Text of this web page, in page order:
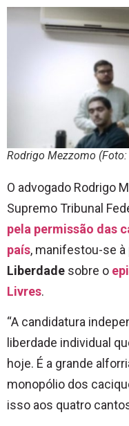
Rodrigo Mezzomo
O advogado Rodrigo
Supremo Tribunal
pela permissão das
país, manifestou-se à
Liberdade sobre o
Livres.
“A candidatura
liberdade individual
hoje. É a grande
monopólio dos
isso aos quatro